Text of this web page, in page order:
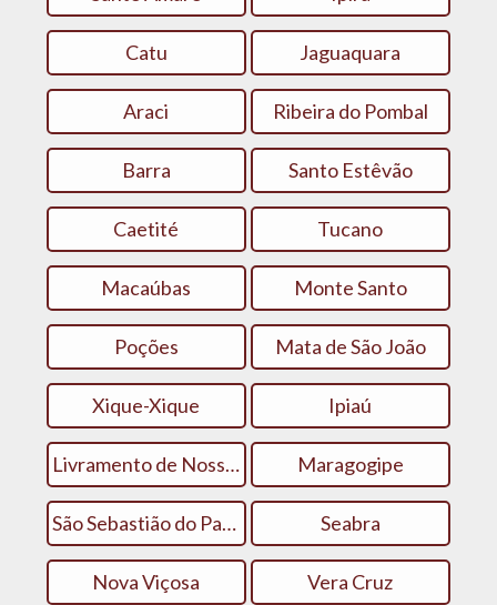
Catu Jaguaquara
Araci Ribeira do Pombal
Barra Santo Estêvão
Caetité Tucano
Macaúbas Monte Santo
Poções Mata de São João
Xique-Xique Ipiaú
Livramento de Nossa Senhora Maragogipe
São Sebastião do Passé Seabra
Nova Viçosa Vera Cruz